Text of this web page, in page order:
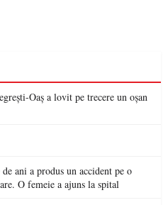
Oaș a lovit pe trecere un oșan
ani a produs un accident pe o
O femeie a ajuns la spital